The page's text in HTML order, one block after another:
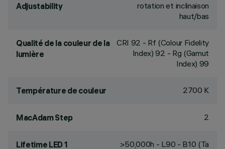
Adjustability
rotation et inclinaison
haut/bas
Qualité de la couleur de la
lumière
CRI 92 - Rf (Colour Fidelity
Index) 92 - Rg (Gamut
Index) 99
Température de couleur 2700 K
MacAdam Step 2
Lifetime LED 1
>50,000h - L90 - B10 (Ta